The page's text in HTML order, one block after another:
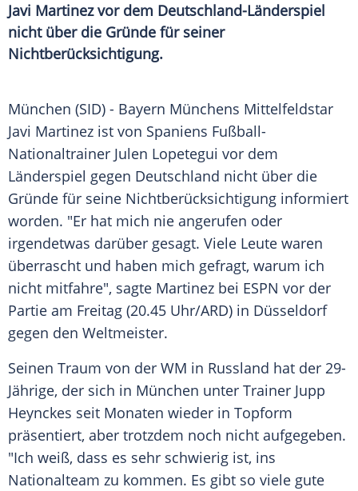
Javi Martinez vor dem Deutschland-Länderspiel
nicht über die Gründe für seiner
Nichtberücksichtigung.
München (SID) - Bayern Münchens Mittelfeldstar
Javi Martinez ist von Spaniens Fußball-
Nationaltrainer Julen Lopetegui vor dem
Länderspiel gegen Deutschland nicht über die
Gründe für seine Nichtberücksichtigung informiert
worden. "Er hat mich nie angerufen oder
irgendetwas darüber gesagt. Viele Leute waren
überrascht und haben mich gefragt, warum ich
nicht mitfahre", sagte Martinez bei ESPN vor der
Partie am Freitag (20.45 Uhr/ARD) in Düsseldorf
gegen den Weltmeister.
Seinen Traum von der WM in Russland hat der 29-
Jährige, der sich in München unter Trainer Jupp
Heynckes seit Monaten wieder in Topform
präsentiert, aber trotzdem noch nicht aufgegeben.
"Ich weiß, dass es sehr schwierig ist, ins
Nationalteam zu kommen. Es gibt so viele gute